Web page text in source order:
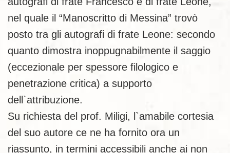
nel quale il “Manoscritto di Messina” trovò
posto tra gli autografi di frate Leone: secondo
quanto dimostra inoppugnabilmente il saggio
(eccezionale per spessore filologico e
penetrazione critica) a supporto
dell`attribuzione.
Su richiesta del prof. Miligi, l`amabile cortesia
del suo autore ce ne ha fornito ora un
riassunto, in termini accessibili anche ai non